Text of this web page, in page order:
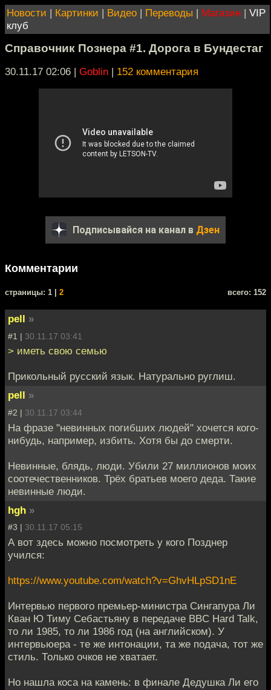
Новости | Картинки | Видео | Переводы | Магазин | VIP
клуб
Справочник Познера #1. Дорога в Бундестаг
30.11.17 02:06 | Goblin | 152 комментария
Подписывайся на канал в Дзен
Комментарии
cтраницы: 1 | 2 всего: 152
pell »
#1 | 30.11.17 03:41
> иметь свою семью
Прикольный русский язык. Натурально руглиш.
pell »
#2 | 30.11.17 03:44
На фразе "невинных погибших людей" хочется кого-
нибудь, например, избить. Хотя бы до смерти.
Невинные, блядь, люди. Убили 27 миллионов моих
соотечественников. Трёх братьев моего деда. Такие
невинные люди.
hgh »
#3 | 30.11.17 05:15
А вот здесь можно посмотреть у кого Позднер
учился:
https://www.youtube.com/watch?v=GhvHLpSD1nE
Интервью первого премьер-министра Сингапура Ли
Кван Ю Тиму Себастьяну в передаче BBC Hard Talk,
то ли 1985, то ли 1986 год (на английском). У
интервьюера - те же интонации, та же подача, тот же
стиль. Только очков не хватает.
Но нашла коса на камень: в финале Дедушка Ли его